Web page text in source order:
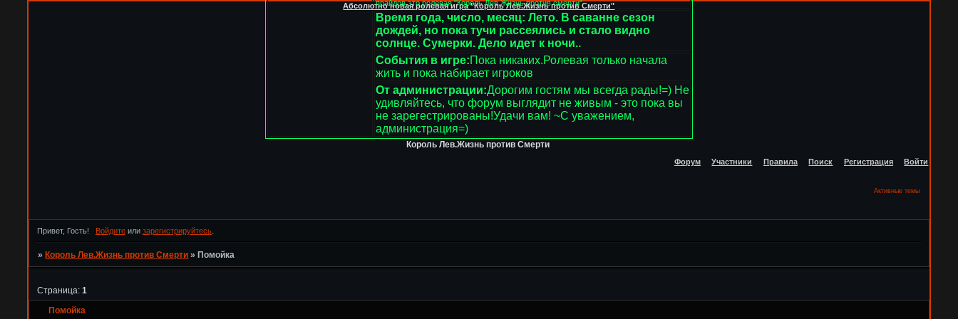
Абсолютно новая ролевая игра "Король Лев.Жизнь против Смерти"
прайдов,это ролевая "Король Лев.Жизнь против смерти"
Время года, число, месяц: Лето. В саванне сезон
дождей, но пока тучи рассеялись и стало видно
солнце. Сумерки. Дело идет к ночи..
События в игре:Пока никаких.Ролевая только начала
жить и пока набирает игроков
От администрации:Дорогим гостям мы всегда рады!=) Не
удивляйтесь, что форум выглядит не живым - это пока вы
не зарегестрированы!Удачи вам! ~С уважением,
администрация=)
Король Лев.Жизнь против Смерти
Форум Участники Правила Поиск Регистрация Войти
Активные темы
Привет, Гость! Войдитеили зарегистрируйтесь.
»Король Лев.Жизнь против Смерти »Помойка
Помойка
Страница:1